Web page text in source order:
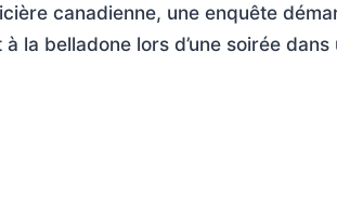
canadienne, une enquête
la belladone lors d’une soirée dans